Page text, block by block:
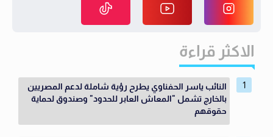
الاكثر قراءة
النائب ياسر الحفناوي يطرح رؤية شاملة لدعم المصريين
بالخارج تشمل "المعاش العابر للحدود" وصندوق لحماية
حقوقهم